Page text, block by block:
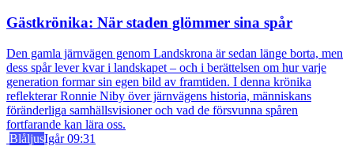
Gästkrönika: När staden glömmer sina spår
Den gamla järnvägen genom Landskrona är sedan länge borta, men
dess spår lever kvar i landskapet – och i berättelsen om hur varje
generation formar sin egen bild av framtiden. I denna krönika
reflekterar Ronnie Niby över järnvägens historia, människans
föränderliga samhällsvisioner och vad de försvunna spåren
fortfarande kan lära oss.
BlåljusIgår 09:31